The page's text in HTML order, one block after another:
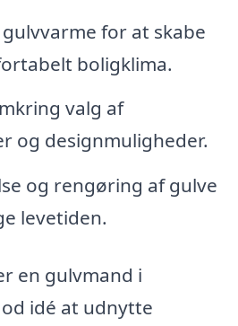
for at skabe
boligklima.
valg af
og designmuligheder.
og rengøring af gulve
levetiden.
en gulvmand i
idé at udnytte